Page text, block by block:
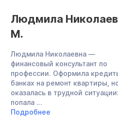
Людмила
М.
Людмила Николаевна —
финансовый консультант по
профессии. Оформила
банках на ремонт квартиры,
оказалась в трудной ситуации:
попала ...
Подробнее